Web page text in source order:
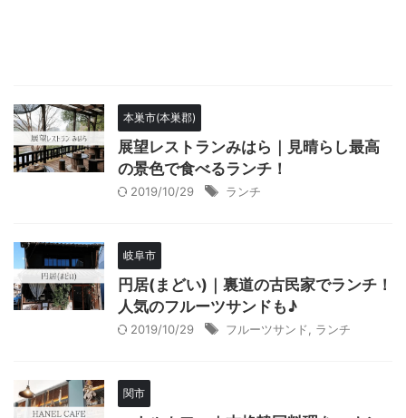
本巣市(本巣郡)
展望レストランみはら｜見晴らし最高
の景色で食べるランチ！
2019/10/29 ランチ
岐阜市
円居(まどい)｜裏道の古民家でランチ！
人気のフルーツサンドも♪
2019/10/29 フルーツサンド ランチ
関市